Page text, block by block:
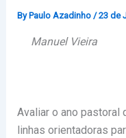
By Paulo Azadinho /23 de
Manuel Vieira
Avaliar o ano pastoral
linhas orientadoras